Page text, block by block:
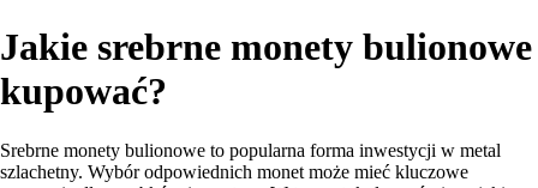
Jakie srebrne monety bulionowe
kupować?
Srebrne monety bulionowe to popularna forma inwestycji w metal
szlachetny. Wybór odpowiednich monet może mieć kluczowe